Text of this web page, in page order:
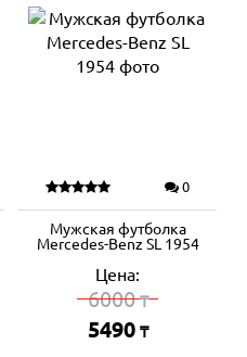
0
Мужская футболка
Mercedes-Benz SL 1954
Цена:
6000₸
5490 ₸